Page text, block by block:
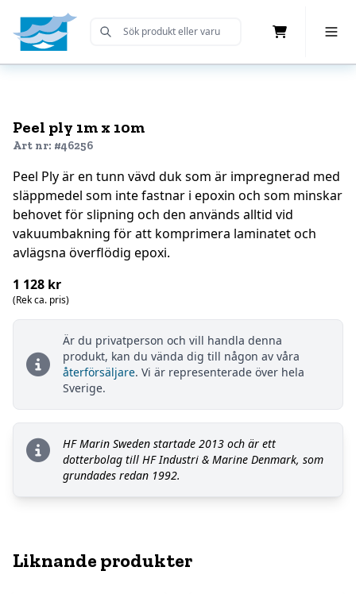
Home Submit Search
Peel ply 1m x 10m
Art nr: #46256
Peel Ply är en tunn vävd duk som är impregnerad med
släppmedel som inte fastnar i epoxin och som minskar
behovet för slipning och den används alltid vid
vakuumbakning för att komprimera laminatet och
avlägsna överflödig epoxi.
1 128 kr
(Rek ca. pris)
Är du privatperson och vill handla denna
produkt, kan du vända dig till någon av våra
återförsäljare. Vi är representerade över hela
Sverige.
HF Marin Sweden startade 2013 och är ett
dotterbolag till HF Industri & Marine Denmark, som
grundades redan 1992.
Liknande produkter